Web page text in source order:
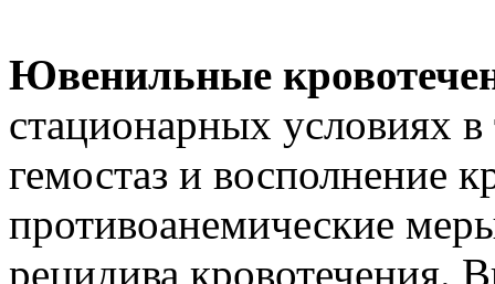
Ювенильные
стационарных условиях
гемостаз и восполнение
противоанемические
рецидива кровотечения.